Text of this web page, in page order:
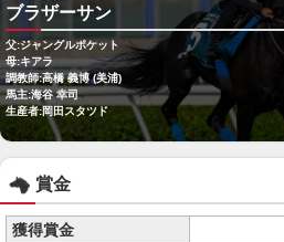
ブラザーサン
父:ジャングルポケット
母:キアラ
調教師:高橋 義博 (美浦)
馬主:海谷 幸司
生産者:岡田スタツド
賞金
獲得賞金